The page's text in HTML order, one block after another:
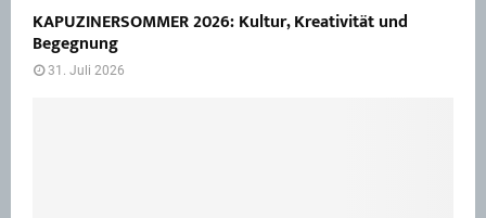
KAPUZINERSOMMER 2026: Kultur, Kreativität und
Begegnung
31. Juli 2026